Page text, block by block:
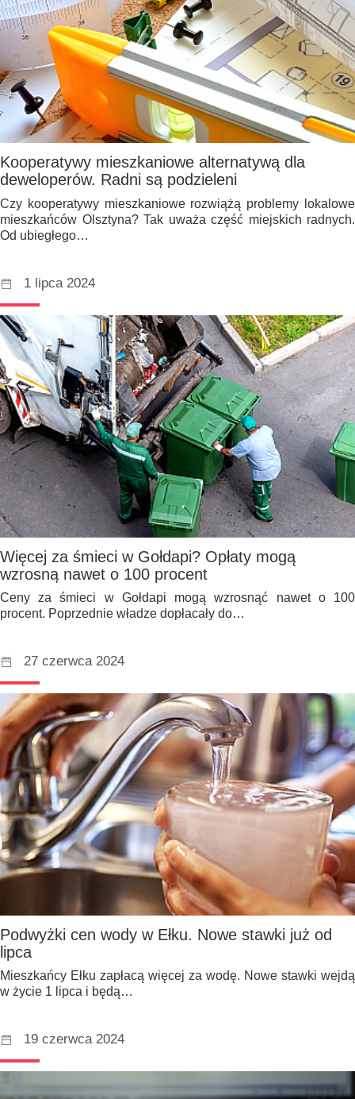
Kooperatywy mieszkaniowe alternatywą dla
deweloperów. Radni są podzieleni
Czy kooperatywy mieszkaniowe rozwiążą problemy lokalowe
mieszkańców Olsztyna? Tak uważa część miejskich radnych.
Od ubiegłego…
1 lipca 2024
Więcej za śmieci w Gołdapi? Opłaty mogą
wzrosną nawet o 100 procent
Ceny za śmieci w Gołdapi mogą wzrosnąć nawet o 100
procent. Poprzednie władze dopłacały do…
27 czerwca 2024
Podwyżki cen wody w Ełku. Nowe stawki już od
lipca
Mieszkańcy Ełku zapłacą więcej za wodę. Nowe stawki wejdą
w życie 1 lipca i będą…
19 czerwca 2024